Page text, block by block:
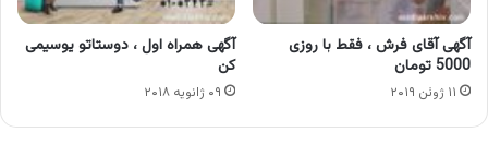
آگهی آقای فرش ، فقط با روزی
5000 تومان
۱۱ ژوئن ۲۰۱۹
آگهی همراه اول ، دوستاتو یوسیمی
کن
۰۹ ژانویه ۲۰۱۸